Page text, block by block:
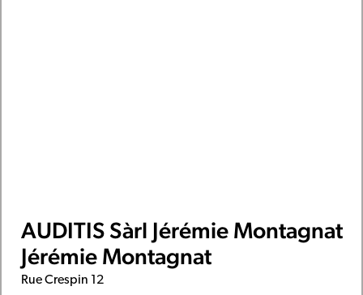
AUDITIS Sàrl Jérémie Montagnat
Jérémie Montagnat
Rue Crespin 12